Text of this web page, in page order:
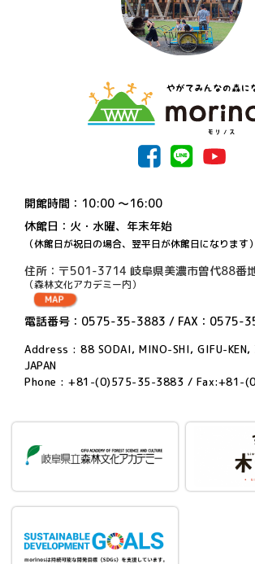
開館時間：10:00 〜16:00
休館日：火・水曜、年末年始
（休館日が祝日の場合、翌平日が休館日になります）
住所：〒501-3714 岐阜県美濃市曽代88番
（森林文化アカデミー内）
電話番号：0575-35-3883 / FAX：0575-
Address : 88 SODAI, MINO-SHI, GIFU-
JAPAN
Phone : +81-(0)575-35-3883 / Fax:+81-